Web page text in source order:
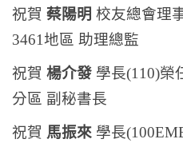
祝賀 蔡陽明 校友總會理
3461地區 助理總監
祝賀 楊介發 學長(110)榮
分區 副秘書長
祝賀 馬振來 學長